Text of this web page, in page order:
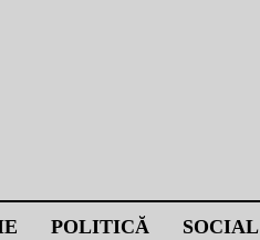
POLITICĂ SOCIAL